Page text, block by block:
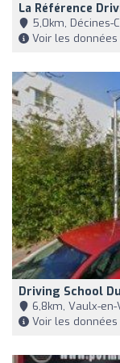
La Référence
5,0km, Décines-
Voir les
Driving School
6,8km, Vaulx-en-
Voir les